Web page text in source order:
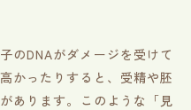
のDNAがダメージを受けて
かったりすると、受精や胚
あります。このような「見